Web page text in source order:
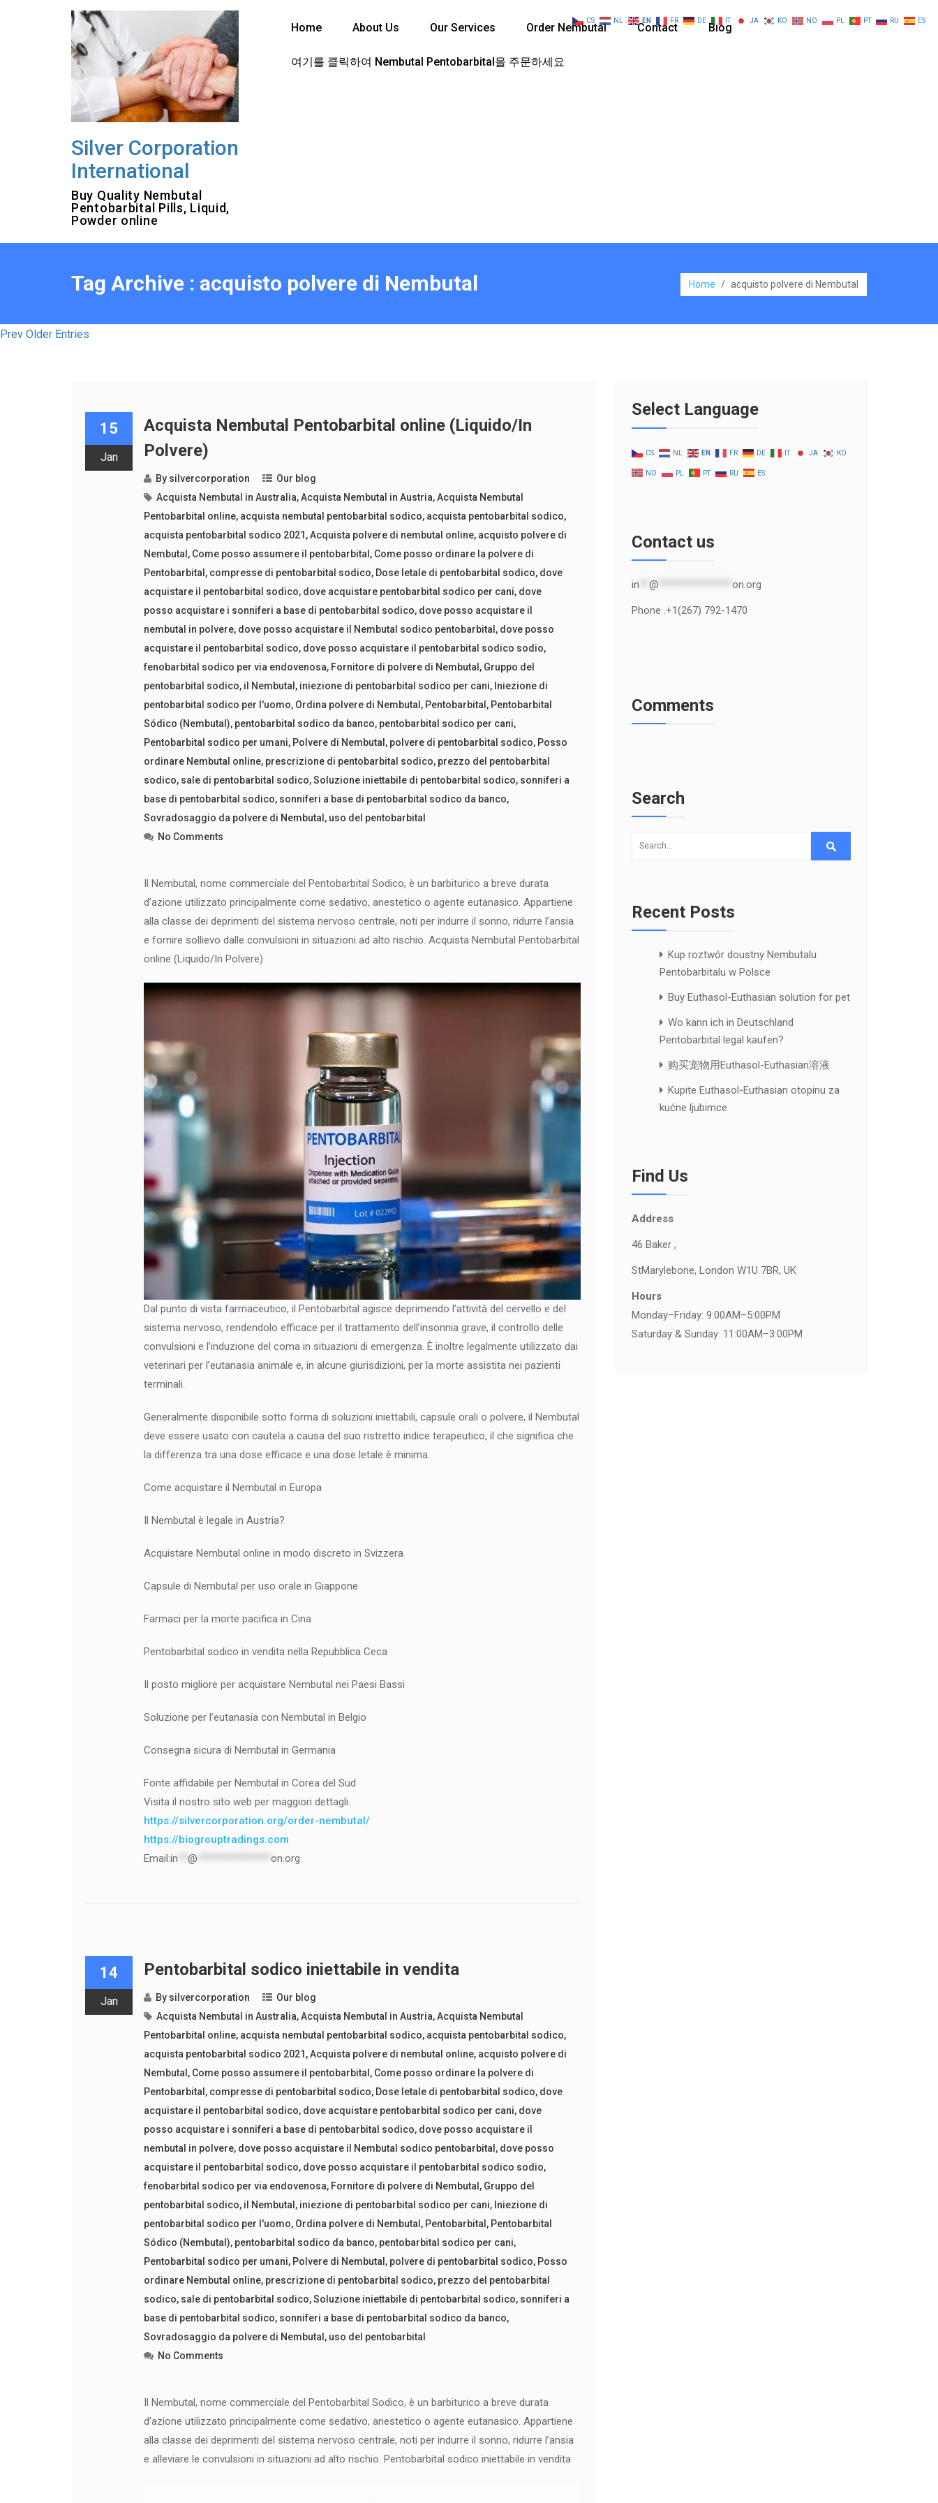
Silver Corporation
International
Buy Quality Nembutal
Pentobarbital Pills, Liquid,
Powder online
Home About Us Our Services Order Nembutal Contact Blog
여기를 클릭하여 Nembutal Pentobarbital을 주문하세요
Tag Archive : acquisto polvere di Nembutal Home / acquisto polvere di Nembutal
Prev Older Entries
15
Jan
Acquista Nembutal Pentobarbital online (Liquido/In
Polvere)
By silvercorporation
Our blog
Acquista Nembutal in Australia,Acquista Nembutal in Austria,Acquista Nembutal
Pentobarbital online, acquista nembutal pentobarbital sodico, acquista pentobarbital sodico,
acquista pentobarbital sodico 2021 ,Acquista polvere di nembutal online, acquisto polvere di
Nembutal , Come posso assumere il pentobarbital , Come posso ordinare la polvere di
Pentobarbital , compresse di pentobarbital sodico, Dose letale di pentobarbital sodico, dove
acquistare il pentobarbital sodico, dove acquistare pentobarbital sodico per cani, dove
posso acquistare i sonniferi a base di pentobarbital sodico, dove posso acquistare il
nembutal in polvere, dove posso acquistare il Nembutal sodico pentobarbital , dove posso
acquistare il pentobarbital sodico, dove posso acquistare il pentobarbital sodico sodio,
fenobarbital sodico per via endovenosa, Fornitore di polvere di Nembutal , Gruppo del
pentobarbital sodico, il Nembutal , iniezione di pentobarbital sodico per cani, Iniezione di
pentobarbital sodico per l'uomo, Ordina polvere di Nembutal , Pentobarbital , Pentobarbital
Sódico (Nembutal), pentobarbital sodico da banco, pentobarbital sodico per cani,
Pentobarbital sodico per umani, Polvere di Nembutal , polvere di pentobarbital sodico, Posso
ordinare Nembutal online, prescrizione di pentobarbital sodico, prezzo del pentobarbital
sodico, sale di pentobarbital sodico,Soluzione iniettabile di pentobarbital sodico, sonniferi a
base di pentobarbital sodico, sonniferi a base di pentobarbital sodico da banco,
Sovradosaggio da polvere di Nembutal , uso del pentobarbital
No Comments
Il Nembutal, nome commerciale del Pentobarbital Sodico, è un barbiturico a breve durata
d’azione utilizzato principalmente come sedativo, anestetico o agente eutanasico. Appartiene
alla classe dei deprimenti del sistema nervoso centrale, noti per indurre il sonno, ridurre l’ansia
e fornire sollievo dalle convulsioni in situazioni ad alto rischio. Acquista Nembutal Pentobarbital
online (Liquido/In Polvere)
Dal punto di vista farmaceutico, il Pentobarbital agisce deprimendo l’attività del cervello e del
sistema nervoso, rendendolo efficace per il trattamento dell’insonnia grave, il controllo delle
convulsioni e l’induzione del coma in situazioni di emergenza. È inoltre legalmente utilizzato dai
veterinari per l’eutanasia animale e, in alcune giurisdizioni, per la morte assistita nei pazienti
terminali.
Generalmente disponibile sotto forma di soluzioni iniettabili, capsule orali o polvere, il Nembutal
deve essere usato con cautela a causa del suo ristretto indice terapeutico, il che significa che
la differenza tra una dose efficace e una dose letale è minima.
Come acquistare il Nembutal in Europa
Il Nembutal è legale in Austria?
Acquistare Nembutal online in modo discreto in Svizzera
Capsule di Nembutal per uso orale in Giappone
Farmaci per la morte pacifica in Cina
Pentobarbital sodico in vendita nella Repubblica Ceca
Il posto migliore per acquistare Nembutal nei Paesi Bassi
Soluzione per l’eutanasia con Nembutal in Belgio
Consegna sicura di Nembutal in Germania
Fonte affidabile per Nembutal in Corea del Sud
Visita il nostro sito web per maggiori dettagli.
https://silvercorporation.org/order-nembutal/
https://biogrouptradings.com
Email:in **@ ***************on.org
14
Jan
Pentobarbital sodico iniettabile in vendita
By silvercorporation
Our blog
Acquista Nembutal in Australia,Acquista Nembutal in Austria,Acquista Nembutal
Pentobarbital online, acquista nembutal pentobarbital sodico, acquista pentobarbital sodico,
acquista pentobarbital sodico 2021 ,Acquista polvere di nembutal online, acquisto polvere di
Nembutal , Come posso assumere il pentobarbital , Come posso ordinare la polvere di
Pentobarbital , compresse di pentobarbital sodico, Dose letale di pentobarbital sodico, dove
acquistare il pentobarbital sodico, dove acquistare pentobarbital sodico per cani, dove
posso acquistare i sonniferi a base di pentobarbital sodico, dove posso acquistare il
nembutal in polvere, dove posso acquistare il Nembutal sodico pentobarbital , dove posso
acquistare il pentobarbital sodico, dove posso acquistare il pentobarbital sodico sodio,
fenobarbital sodico per via endovenosa, Fornitore di polvere di Nembutal , Gruppo del
pentobarbital sodico, il Nembutal , iniezione di pentobarbital sodico per cani, Iniezione di
pentobarbital sodico per l'uomo, Ordina polvere di Nembutal , Pentobarbital , Pentobarbital
Sódico (Nembutal), pentobarbital sodico da banco, pentobarbital sodico per cani,
Pentobarbital sodico per umani, Polvere di Nembutal , polvere di pentobarbital sodico, Posso
ordinare Nembutal online, prescrizione di pentobarbital sodico, prezzo del pentobarbital
sodico, sale di pentobarbital sodico,Soluzione iniettabile di pentobarbital sodico, sonniferi a
base di pentobarbital sodico, sonniferi a base di pentobarbital sodico da banco,
Sovradosaggio da polvere di Nembutal , uso del pentobarbital
No Comments
Il Nembutal, nome commerciale del Pentobarbital Sodico, è un barbiturico a breve durata
d’azione utilizzato principalmente come sedativo, anestetico o agente eutanasico. Appartiene
alla classe dei deprimenti del sistema nervoso centrale, noti per indurre il sonno, ridurre l’ansia
e alleviare le convulsioni in situazioni ad alto rischio. Pentobarbital sodico iniettabile in vendita
Select Language
CS NL EN FR DE IT JA KO
NO PL PT RU ES
Contact us
in @ on.org
Phone .+1(267) 792-1470
Comments
Search
Recent Posts
Kup roztwór doustny Nembutalu
Pentobarbitalu w Polsce
Buy Euthasol-Euthasian solution for pet
Wo kann ich in Deutschland
Pentobarbital legal kaufen?
购买宠物用Euthasol-Euthasian溶液
Kupite Euthasol-Euthasian otopinu za
kućne ljubimce
Find Us
Address
46 Baker ,
StMarylebone, London W1U 7BR, UK
Hours
Monday–Friday: 9:00AM–5:00PM
Saturday & Sunday: 11:00AM–3:00PM
CS NL EN FR DE IT JA KO NO PL PT RU ES